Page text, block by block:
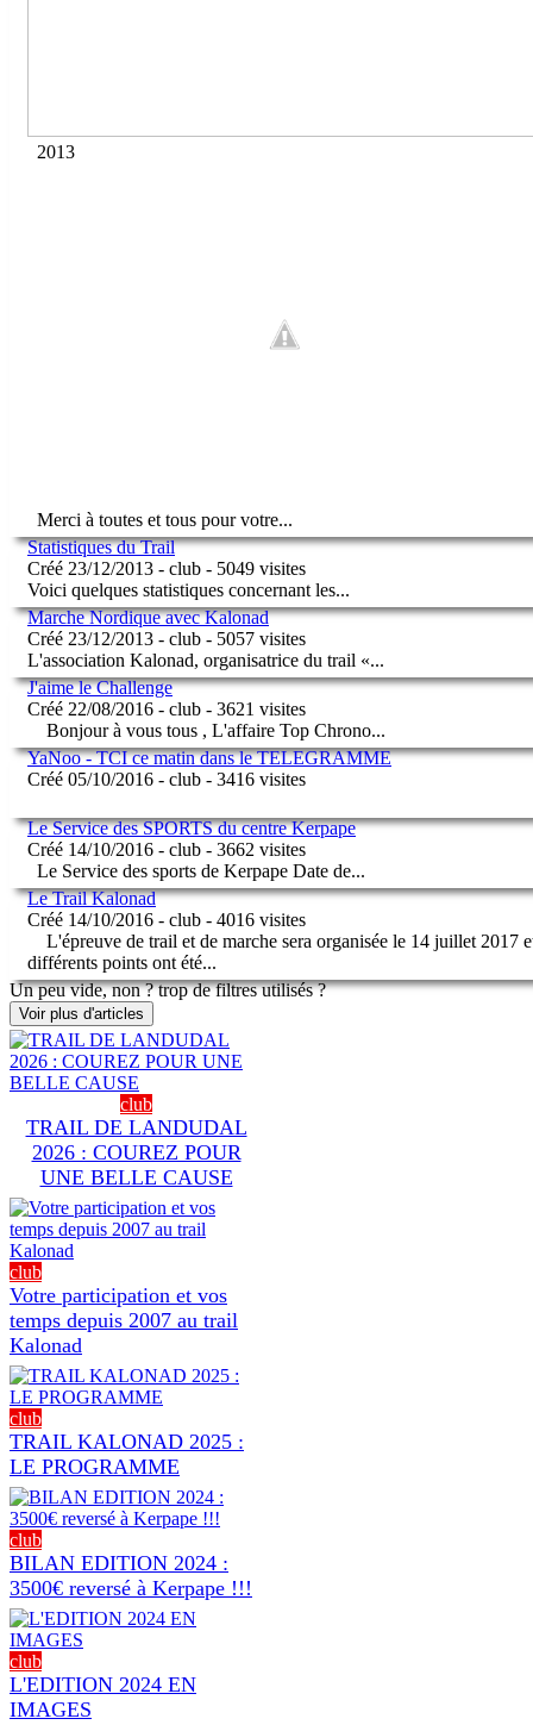
2013
Merci à toutes et tous pour votre...
Statistiques du Trail
Créé 23/12/2013 - club - 5049 visites
Voici quelques statistiques concernant les...
Marche Nordique avec Kalonad
Créé 23/12/2013 - club - 5057 visites
L'association Kalonad, organisatrice du trail «...
J'aime le Challenge
Créé 22/08/2016 - club - 3621 visites
Bonjour à vous tous , L'affaire Top Chrono...
YaNoo - TCI ce matin dans le TELEGRAMME
Créé 05/10/2016 - club - 3416 visites
Le Service des SPORTS du centre Kerpape
Créé 14/10/2016 - club - 3662 visites
Le Service des sports de Kerpape Date de...
Le Trail Kalonad
Créé 14/10/2016 - club - 4016 visites
L'épreuve de trail et de marche sera organisée le 14 juillet 2017
différents points ont été...
Un peu vide, non ? trop de filtres utilisés ?
Voir plus d'articles
club
TRAIL DE LANDUDAL
2026 : COUREZ POUR
UNE BELLE CAUSE
club
Votre participation et vos
temps depuis 2007 au trail
Kalonad
club
TRAIL KALONAD 2025 :
LE PROGRAMME
club
BILAN EDITION 2024 :
3500€ reversé à Kerpape !!!
club
L'EDITION 2024 EN
IMAGES